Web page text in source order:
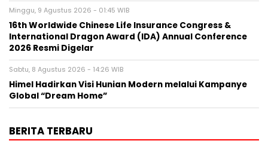
Minggu, 9 Agustus 2026 - 01:45 WIB
16th Worldwide Chinese Life Insurance Congress &
International Dragon Award (IDA) Annual Conference
2026 Resmi Digelar
Sabtu, 8 Agustus 2026 - 14:26 WIB
Himel Hadirkan Visi Hunian Modern melalui Kampanye
Global “Dream Home”
BERITA TERBARU